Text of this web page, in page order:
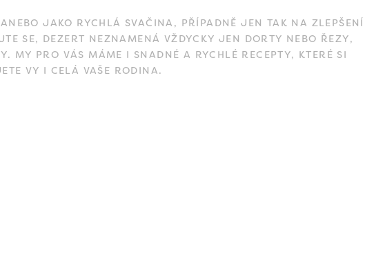
JAKO RYCHLÁ SVAČINA, PŘÍPADNĚ JEN TAK NA ZLEPŠENÍ
SE, DEZERT NEZNAMENÁ VŽDYCKY JEN DORTY NEBO ŘEZY,
MY PRO VÁS MÁME I SNADNÉ A RYCHLÉ RECEPTY, KTERÉ SI
VY I CELÁ VAŠE RODINA.